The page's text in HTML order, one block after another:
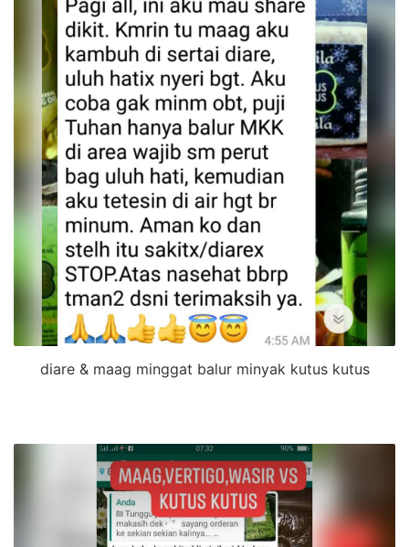
diare & maag minggat balur minyak kutus kutus